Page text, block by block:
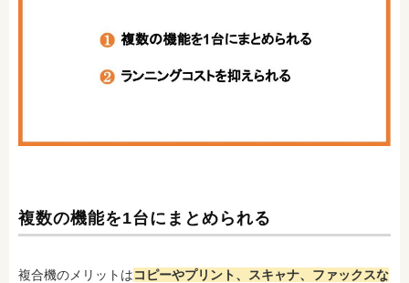
複数の機能を1台にまとめられる
複合機のメリットはコピーやプリント、スキャナ、ファックスな